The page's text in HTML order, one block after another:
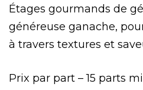
Étages gourmands de
généreuse ganache,
à travers textures et
Prix par part – 15 parts